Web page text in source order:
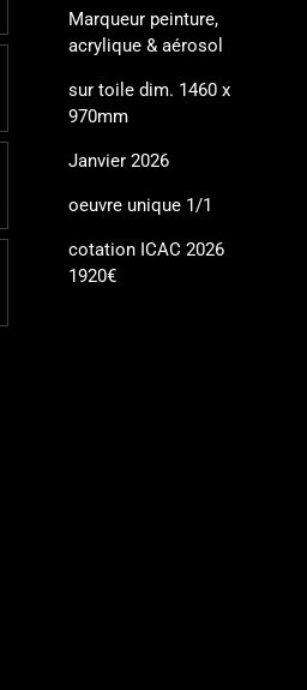
Marqueur peinture,
acrylique & aérosol
sur toile dim. 1460 x
970mm
Janvier 2026
oeuvre unique 1/1
cotation ICAC 2026
1920€